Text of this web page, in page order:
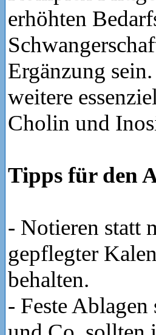
erhöhten
Ergänzung
weitere
Cholin und
Tipps für den
- Notieren statt
gepflegter
behalten.
- Feste